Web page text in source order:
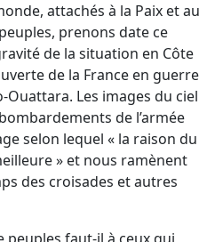
attachés à la Paix et au
prenons date ce
de la situation en Côte
de la France en guerre
Les images du ciel
de l’armée
selon lequel « la raison du
» et nous ramènent
des croisades et autres